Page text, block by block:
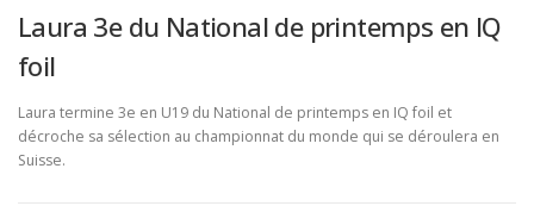
Laura 3e du National de printemps en IQ
foil
Laura termine 3e en U19 du National de printemps en IQ foil et
décroche sa sélection au championnat du monde qui se déroulera en
Suisse.